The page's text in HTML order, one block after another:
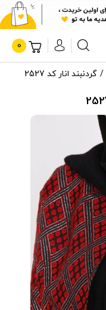
0
گردنبند انار کد 2527